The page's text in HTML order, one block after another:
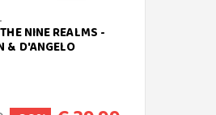
NINE REALMS -
& D'ANGELO